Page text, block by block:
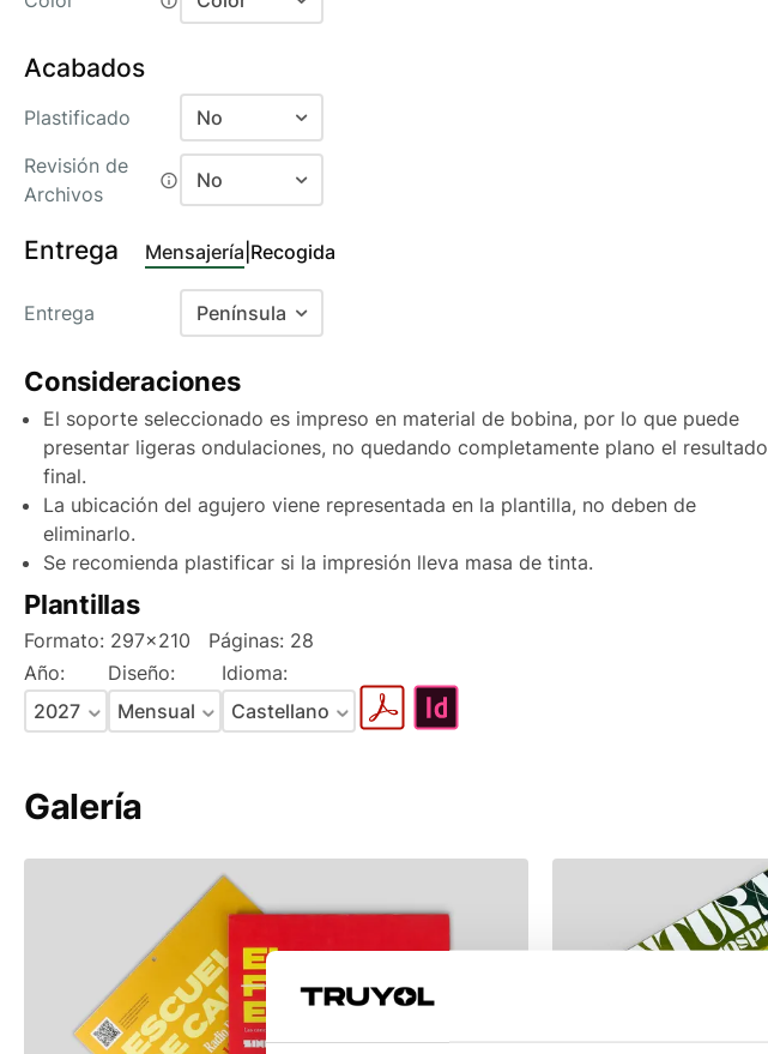
Estucado Mate 350 g/m2
Estucado Brillo 170 g/m2
Estucado Brillo 250 g/m2
Estucado Brillo 300 g/m2
Estucado Brillo 350 g/m2
Offset 170 g/m2
Offset 190 g/m2
Offset 300 g/m2
Reciclado 250 g/m2
Recomendado
Bianco Artico 280 g/m2
Cartulina Gráfica Diva Art
Folding Simwhite 255 g/m2
28
Acabados
Plastificado
No
No
Mate Antiarañazos 30µ
Brillo 23µ
Revisión de
Archivos
No
Si
Entrega Mensajería Recogida
Entrega
Península
Canarias Aéreo
Canarias Marítimo
Andorra
Consideraciones
El soporte seleccionado es impreso en material de bobina, por lo que puede
presentar ligeras ondulaciones, no quedando completamente plano el resultado
final.
La ubicación del agujero viene representada en la plantilla, no deben de
eliminarlo.
Se recomienda plastificar si la impresión lleva masa de tinta.
Plantillas
Formato: 297x210
Páginas: 28
Año:
Diseño: Idioma:
Galería